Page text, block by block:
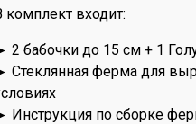
комплект входит:
2 бабочки до 15 см + 1
Стеклянная ферма для
Инструкция по сборке